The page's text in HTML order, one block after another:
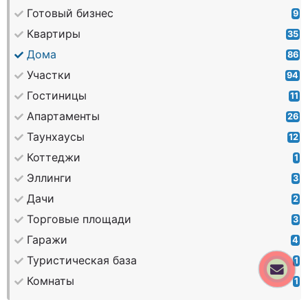
Готовый бизнес 9
Квартиры 35
Дома 86
Участки 94
Гостиницы 11
Апартаменты 26
Таунхаусы 12
Коттеджи 1
Эллинги 3
Дачи 2
Торговые площади 3
Гаражи 4
Туристическая база 1
Комнаты 1